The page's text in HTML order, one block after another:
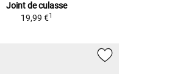
Joint de culasse
19,99 €1